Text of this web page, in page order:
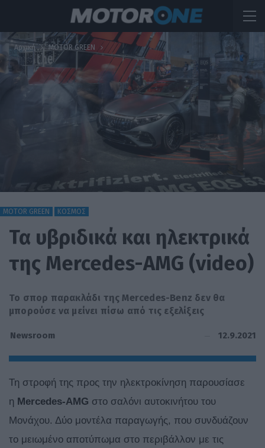
Αρχική MOTOR GREEN
MOTOR GREEN ΚΟΣΜΟΣ
Τα υβριδικά και ηλεκτρικά
της Mercedes-AMG (video)
Το σπορ παρακλάδι της Mercedes-Benz δεν θα
μπορούσε να μείνει πίσω από τις εξελίξεις
Newsroom 12.9.2021
Τη στροφή της προς την ηλεκτροκίνηση παρουσίασε
η Mercedes-AMG στο σαλόνι αυτοκινήτου του
Μονάχου. Δύο μοντέλα παραγωγής, που συνδυάζουν
το μειωμένο αποτύπωμα στο περιβάλλον με τις